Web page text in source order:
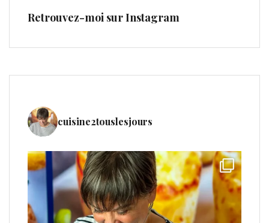
Retrouvez-moi sur Instagram
cuisine2touslesjours